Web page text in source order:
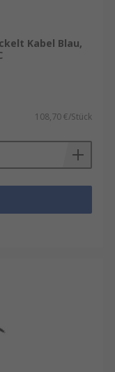
Kabel Blau,
108,70 €/Stück